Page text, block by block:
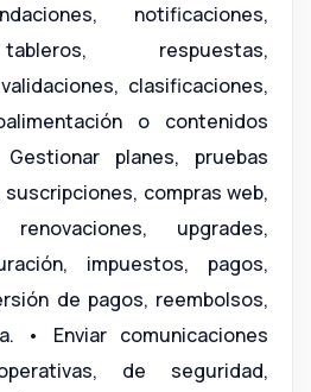
notificaciones,
respuestas,
clasificaciones,
o contenidos
planes, pruebas
compras web,
upgrades,
impuestos, pagos,
de pagos, reembolsos,
• Enviar comunicaciones
de seguridad,